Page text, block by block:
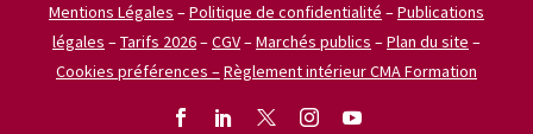
Mentions Légales –Politique de confidentialité –Publications
légales –Tarifs 2026–CGV–Marchés publics –Plan du site –
Cookies préférences –Règlement intérieur CMA Formation